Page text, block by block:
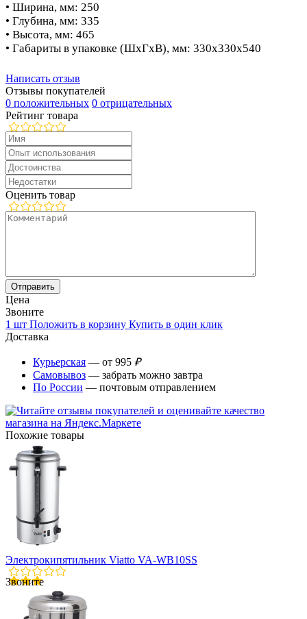
• Ширина, мм: 250
• Глубина, мм: 335
• Высота, мм: 465
• Габариты в упаковке (ШxГxВ), мм: 330х330х540
Написать отзыв
Отзывы покупателей
0 положительных 0 отрицательных
Рейтинг товара
Оценить товар
Цена
Звоните
1 шт Положить в корзину Купить в один клик
Доставка
Курьерская — от 995 ₽
Самовывоз — забрать можно завтра
По России — почтовым отправлением
Похожие товары
Электрокипятильник Viatto VA-WB10SS
Звоните